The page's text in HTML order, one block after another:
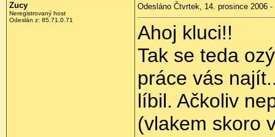
Zucy
Neregistrovaný host
Odeslán z: 85.71.0.71
Odesláno Čtvrtek, 14. prosince 2006 -
Ahoj kluci!!
Tak se teda
práce vás
líbil. Ačkoliv
(vlakem skoro